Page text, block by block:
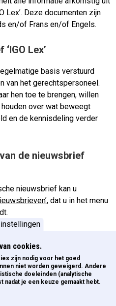
cookies.
zijn nodig voor het goed
niet worden geweigerd. Andere
doeleinden (analytische
nadat je een keuze gemaakt hebt.
Lex’. Deze documenten zijn
en/of Frans en/of Engels.
Lex’
basis verstuurd
van het gerechtspersoneel.
hen toe te brengen, willen
over wat beweegt
en de kennisdeling verder
de nieuwsbrief
nieuwsbrief kan u
, dat u in het menu
is beschikbaar via
de zoekfilter kan u op zoek